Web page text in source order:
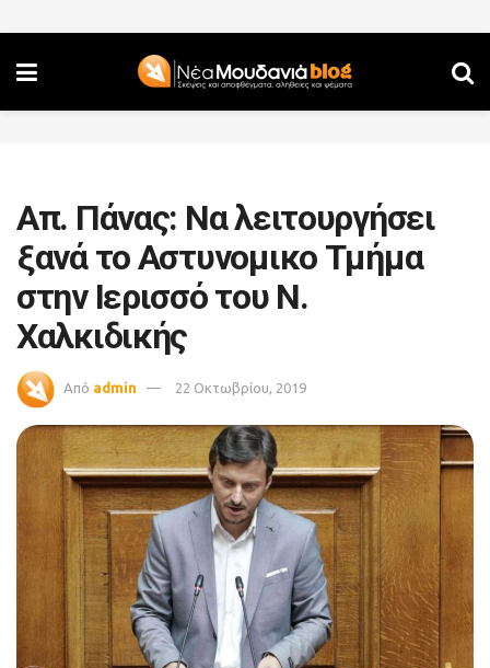
Απ. Πάνας: Να λειτουργήσει
ξανά το Αστυνομικο Τμήμα
στην Ιερισσό του Ν.
Χαλκιδικής
Από admin 22 Οκτωβρίου, 2019